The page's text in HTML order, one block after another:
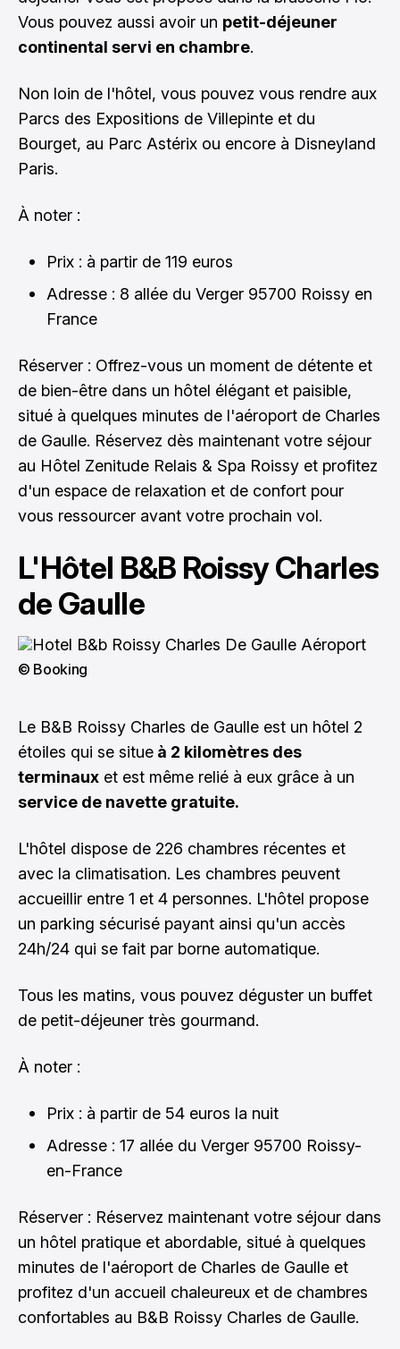
Vous pouvez aussi avoir un petit-déjeuner
continental servi en chambre.
Non loin de l'hôtel, vous pouvez vous rendre aux
Parcs des Expositions de Villepinte et du
Bourget, au Parc Astérix ou encore à Disneyland
Paris.
À noter :
Prix : à partir de 119 euros
Adresse : 8 allée du Verger 95700 Roissy en
France
Réserver : Offrez-vous un moment de détente et
de bien-être dans un hôtel élégant et paisible,
situé à quelques minutes de l'aéroport de Charles
de Gaulle. Réservez dès maintenant votre séjour
au Hôtel Zenitude Relais & Spa Roissy et profitez
d'un espace de relaxation et de confort pour
vous ressourcer avant votre prochain vol.
L'Hôtel B&B Roissy Charles
de Gaulle
© Booking
Le B&B Roissy Charles de Gaulle est un hôtel 2
étoiles qui se situe à 2 kilomètres des
terminaux et est même relié à eux grâce à un
service de navette gratuite.
L'hôtel dispose de 226 chambres récentes et
avec la climatisation. Les chambres peuvent
accueillir entre 1 et 4 personnes. L'hôtel propose
un parking sécurisé payant ainsi qu'un accès
24h/24 qui se fait par borne automatique.
Tous les matins, vous pouvez déguster un buffet
de petit-déjeuner très gourmand.
À noter :
Prix : à partir de 54 euros la nuit
Adresse : 17 allée du Verger 95700 Roissy-
en-France
Réserver : Réservez maintenant votre séjour dans
un hôtel pratique et abordable, situé à quelques
minutes de l'aéroport de Charles de Gaulle et
profitez d'un accueil chaleureux et de chambres
confortables au B&B Roissy Charles de Gaulle.